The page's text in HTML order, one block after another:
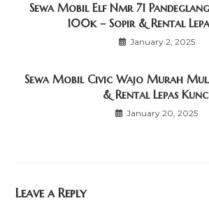
Sewa Mobil Elf Nmr 71
100k – Sopir & Rental
January 2, 2025
Sewa Mobil Civic Wajo Murah
& Rental Lepas
January 20, 2025
Leave a Reply